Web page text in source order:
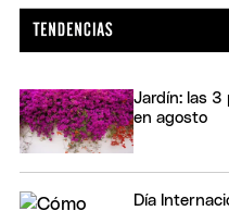
Jardín: las 3
en agosto
Día